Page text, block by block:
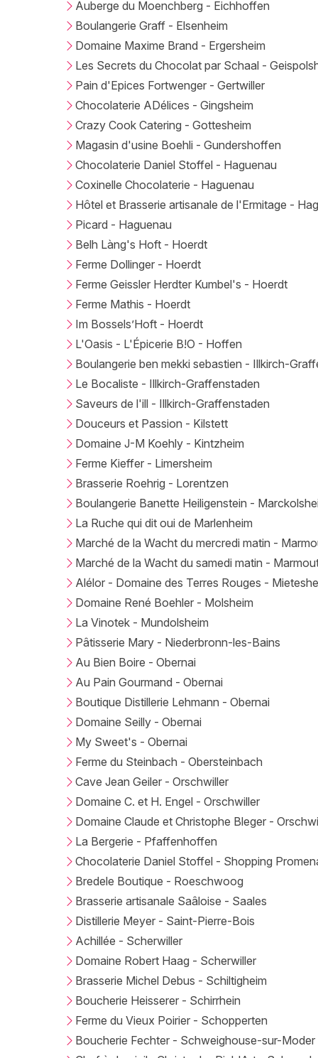
Auberge du Moenchberg - Eichhoffen
Boulangerie Graff - Elsenheim
Domaine Maxime Brand - Ergersheim
Les Secrets du Chocolat par Schaal -
Pain d'Epices Fortwenger - Gertwiller
Chocolaterie ADélices - Gingsheim
Crazy Cook Catering - Gottesheim
Magasin d'usine Boehli - Gundershoffen
Chocolaterie Daniel Stoffel - Haguenau
Coxinelle Chocolaterie - Haguenau
Hôtel et Brasserie artisanale de l'Ermitage -
Picard - Haguenau
Belh Làng's Hoft - Hoerdt
Ferme Dollinger - Hoerdt
Ferme Geissler Herdter Kumbel's - Hoerdt
Ferme Mathis - Hoerdt
Im Bossels’Hoft - Hoerdt
L'Oasis - L'Épicerie B!O - Hoffen
Boulangerie ben mekki sebastien - Illkirch-
Le Bocaliste - Illkirch-Graffenstaden
Saveurs de l'ill - Illkirch-Graffenstaden
Douceurs et Passion - Kilstett
Domaine J-M Koehly - Kintzheim
Ferme Kieffer - Limersheim
Brasserie Roehrig - Lorentzen
Boulangerie Banette Heiligenstein -
La Ruche qui dit oui de Marlenheim
Marché de la Wacht du mercredi matin -
Marché de la Wacht du samedi matin -
Alélor - Domaine des Terres Rouges -
Domaine René Boehler - Molsheim
La Vinotek - Mundolsheim
Pâtisserie Mary - Niederbronn-les-Bains
Au Bien Boire - Obernai
Au Pain Gourmand - Obernai
Boutique Distillerie Lehmann - Obernai
Domaine Seilly - Obernai
My Sweet's - Obernai
Ferme du Steinbach - Obersteinbach
Cave Jean Geiler - Orschwiller
Domaine C. et H. Engel - Orschwiller
Domaine Claude et Christophe Bleger -
La Bergerie - Pfaffenhoffen
Chocolaterie Daniel Stoffel - Shopping
Bredele Boutique - Roeschwoog
Brasserie artisanale Saâloise - Saales
Distillerie Meyer - Saint-Pierre-Bois
Achillée - Scherwiller
Domaine Robert Haag - Scherwiller
Brasserie Michel Debus - Schiltigheim
Boucherie Heisserer - Schirrhein
Ferme du Vieux Poirier - Schopperten
Boucherie Fechter - Schweighouse-sur-Moder